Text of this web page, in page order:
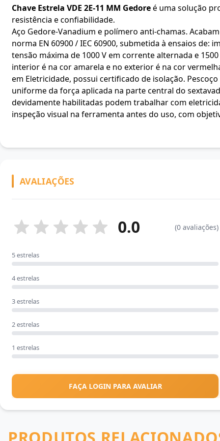
Chave Estrela VDE 2E-11 MM Gedoreé uma solução
resistência e confiabilidade.
Aço Gedore-Vanadium e polímero anti-chamas.
norma EN 60900 / IEC 60900, submetida à ensaios
tensão máxima de 1000 V em corrente alternada e
interior é na cor amarela e no exterior é na cor
em Eletricidade, possui certificado de isolação.
uniforme da força aplicada na parte central do
devidamente habilitadas podem trabalhar com
inspeção visual na ferramenta antes do uso, com
AVALIAÇÕES
0.0 (0 avaliações)
5 estrelas
4 estrelas
3 estrelas
2 estrelas
1 estrelas
FAÇA LOGIN PARA AVALIAR